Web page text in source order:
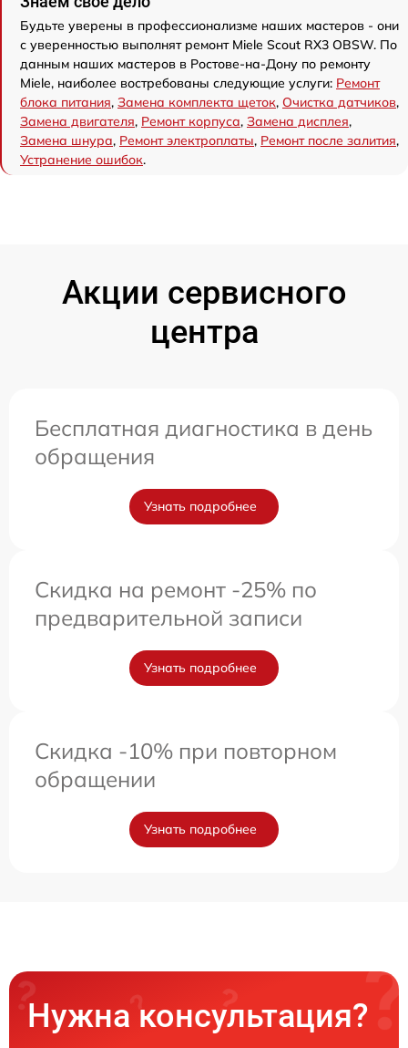
Будьте уверены в профессионализме наших мастеров - они
с уверенностью выполнят ремонт Miele Scout RX3 OBSW. По
данным наших мастеров в Ростове-на-Дону по ремонту
Miele, наиболее востребованы следующие услуги: Ремонт
блока питания, Замена комплекта щеток, Очистка датчиков,
Замена двигателя, Ремонт корпуса, Замена дисплея,
Замена шнура, Ремонт электроплаты, Ремонт после залития,
Устранение ошибок.
Акции сервисного
центра
Бесплатная диагностика в день
обращения
Узнать подробнее
Скидка на ремонт -25% по
предварительной записи
Узнать подробнее
Скидка -10% при повторном
обращении
Узнать подробнее
Нужна консультация?